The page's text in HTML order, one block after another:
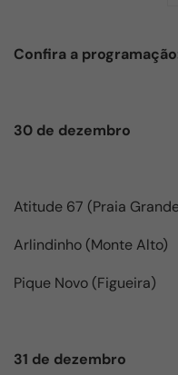
Confira a
30 de dezembro
Atitude 67 (Praia
Arlindinho (Monte Alto)
Pique Novo (Figueira)
31 de dezembro